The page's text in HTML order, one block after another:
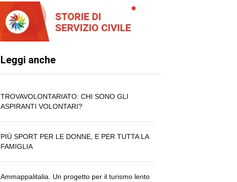
Leggi anche
TROVAVOLONTARIATO: CHI SONO GLI
ASPIRANTI VOLONTARI?
PIÙ SPORT PER LE DONNE, E PER TUTTA LA
FAMIGLIA
Ammappalitalia. Un progetto per il turismo lento